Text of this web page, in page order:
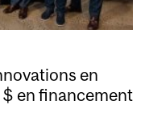
en
en financement